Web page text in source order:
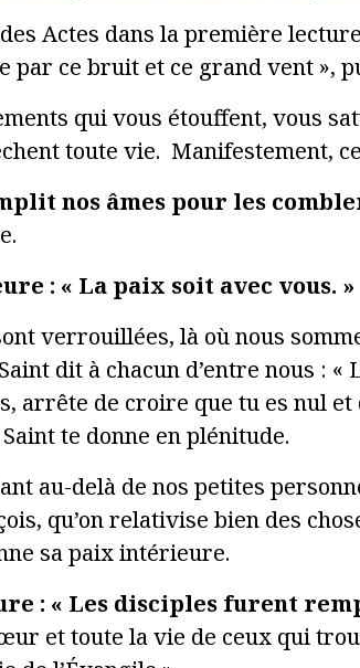
Actes dans la première
ce bruit et ce grand vent »,
qui vous étouffent, vous
toute vie. Manifestement, ce
nos âmes pour les
: « La paix soit avec vous. »
verrouillées, là où nous
dit à chacun d’entre nous :
arrête de croire que tu es nul
te donne en plénitude.
au-delà de nos petites
qu’on relativise bien des
sa paix intérieure.
: « Les disciples furent
et toute la vie de ceux qui